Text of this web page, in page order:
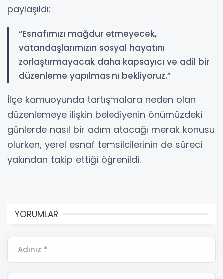
paylaşıldı:
“Esnafımızı mağdur etmeyecek,
vatandaşlarımızın sosyal hayatını
zorlaştırmayacak daha kapsayıcı ve adil bir
düzenleme yapılmasını bekliyoruz.”
İlçe kamuoyunda tartışmalara neden olan
düzenlemeye ilişkin belediyenin önümüzdeki
günlerde nasıl bir adım atacağı merak konusu
olurken, yerel esnaf temsilcilerinin de süreci
yakından takip ettiği öğrenildi.
YORUMLAR
Adınız *